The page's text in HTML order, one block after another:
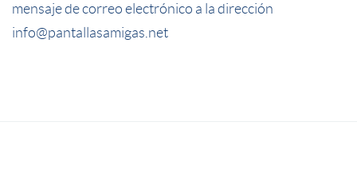
mensaje de correo electrónico a la dirección
info@pantallasamigas.net